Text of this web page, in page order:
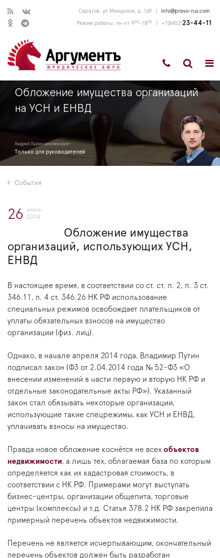
Саратов, ул Мичурина, д. 169 info@pravo-rus.com
Режим работы: пн-пт 900-1800 +7(8452)23-44-11
Обложение имущества организаций
на УСН и ЕНВД
Андрей Ларин рекомендует:
Только для руководителей
События
26
июнь
2014
Обложение имущества
организаций, использующих УСН,
ЕНВД
В настоящее время, в соответствии со ст. ст. п. 2, п. 3 ст.
346.11, п. 4 ст. 346.26 НК РФ использование
специальных режимов освобождает плательщиков от
уплаты обязательных взносов на имущество
организации (физ. лиц).
Однако, в начале апреля 2014 года, Владимир Путин
подписал закон (ФЗ от 2.04.2014 года № 52-ФЗ «О
внесении изменений в части первую и вторую НК РФ и
отдельные законодательные акты РФ»). Указанный
закон стал обязывать некоторые организации,
использующие такие спецрежимы, как УСН и ЕНВД,
уплачивать взносы на имущество.
Правда новое обложение коснётся не всех объектов
недвижимости, а лишь тех, облагаемая база по которым
определяется как их кадастровая стоимость, в
соответствии с НК РФ. Примерами могут выступать
бизнес-центры, организации общепита, торговые
центры (комплексы) и т.д. Статья 378.2 НК РФ закрепила
примерный перечень объектов недвижимости.
Перечень не является исчерпывающим, окончательный
перечень объектов должен быть разработан